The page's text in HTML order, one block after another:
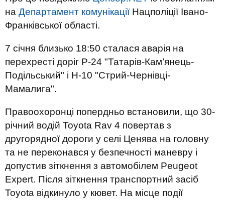
на Департамент комунікаціїНацполіції Івано-
Франківської області.
7 січня близько 18:50 сталася аварія на
перехресті доріг Р-24 "Татарів-Кам’янець-
Подільський" і Н-10 "Стрий-Чернівці-
Мамалига".
Правоохоронці попердньо встановили, що 30-
річний водій Toyota Rav 4 повертав з
другорядної дороги у селі Ценява на головну
та не переконався у безпечності маневру і
допустив зіткнення з автомобілем Peugeot
Expert. Після зіткнення транспортний засіб
Toyota відкинуло у кювет. На місце події